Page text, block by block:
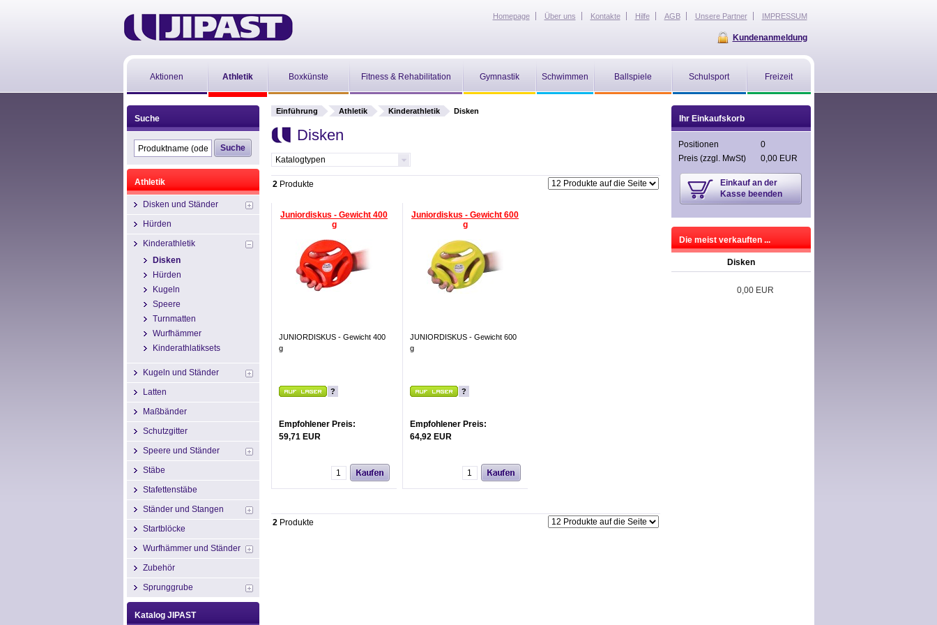
Homepage Über uns Kontakte Hilfe AGB Unsere Partner IMPRESSUM
Aktionen Athletik Boxkünste Fitness & Rehabilitation Gymnastik Schwimmen Ballspiele Schulsport Freizeit
Kundenanmeldung
Einführung Athletik Kinderathletik Disken
Disken
Katalogtypen
2Produkte
Juniordiskus - Gewicht 400
g
JUNIORDISKUS - Gewicht 400
g
?
Empfohlener Preis:
59,71 EUR
Juniordiskus - Gewicht 600
g
JUNIORDISKUS - Gewicht 600
g
?
Empfohlener Preis:
64,92 EUR
2Produkte
Ihr Einkaufskorb
Positionen
0
Preis (zzgl. MwSt) 0,00 EUR
Einkauf an der
Kasse beenden
Die meist verkauften ...
Disken
0,00 EUR
Suche
Athletik
Disken und Ständer
Hürden
Kinderathletik
Disken
Hürden
Kugeln
Speere
Turnmatten
Wurfhämmer
Kinderathlatiksets
Kugeln und Ständer
Latten
Maßbänder
Schutzgitter
Speere und Ständer
Stäbe
Stafettenstäbe
Ständer und Stangen
Startblöcke
Wurfhämmer und Ständer
Zubehör
Sprunggrube
Katalog JIPAST